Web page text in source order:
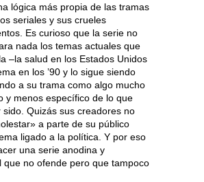
lógica más propia de las tramas
seriales y sus crueles
Es curioso que la serie no
nada los temas actuales que
–la salud en los Estados Unidos
en los ’90 y lo sigue siendo
a su trama como algo mucho
y menos específico de lo que
sido. Quizás sus creadores no
a parte de su público
ligado a la política. Y por eso
una serie anodina y
que no ofende pero que tampoco